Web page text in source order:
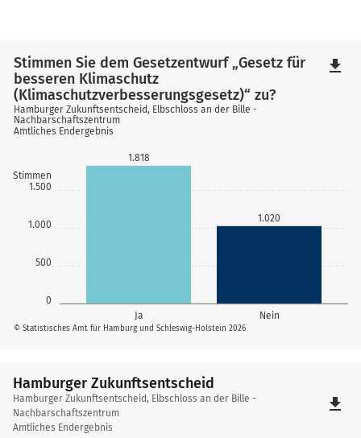
0
500
1.000
1.500
Stimmen
Ja Nein
1.818
1.020
© Statistisches Amt für Hamburg und Schleswig-Holstein 2026
Stimmen Sie dem Gesetzentwurf „Gesetz für
besseren Klimaschutz
(Klimaschutzverbesserungsgesetz)“ zu?
Hamburger Zukunftsentscheid, Elbschloss an der Bille -
Nachbarschaftszentrum
Amtliches Endergebnis
file_download
Hamburger Zukunftsentscheid
Hamburger
Zukunftsentscheid
Hamburger Zukunftsentscheid, Elbschloss an der Bille -
Nachbarschaftszentrum
Amtliches Endergebnis
file_download